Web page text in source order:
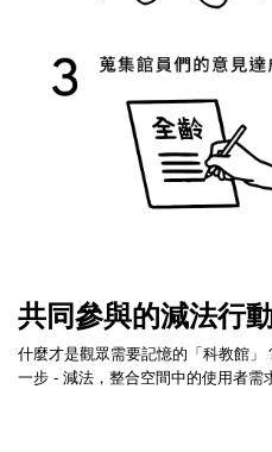
共同參與的減法行
什麼才是觀眾需要記憶的「科教館
一步 - 減法，整合空間中的使用者需